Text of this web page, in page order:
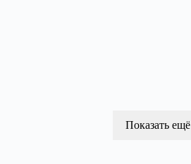
Показать ещё